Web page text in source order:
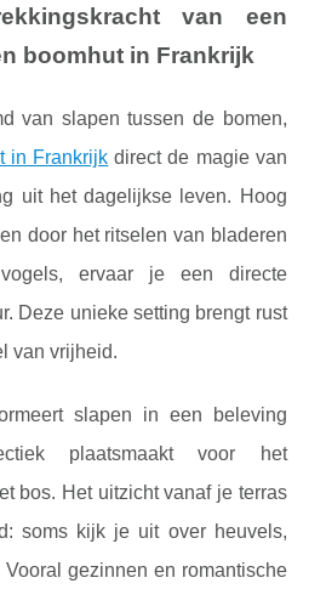
van een
boomhut in Frankrijk
van slapen tussen de bomen,
in Frankrijk direct de magie van
uit het dagelijkse leven. Hoog
door het ritselen van bladeren
ervaar je een directe
Deze unieke setting brengt rust
van vrijheid.
slapen in een beleving
plaatsmaakt voor het
bos. Het uitzicht vanaf je terras
soms kijk je uit over heuvels,
gezinnen en romantische